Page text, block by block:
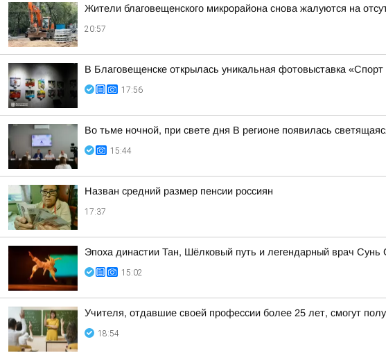
Жители благовещенского микрорайона снова жалуются на
20:57
В Благовещенске открылась уникальная фотовыставка «Спорт
17:56
Во тьме ночной, при свете дня В регионе появилась
15:44
Назван средний размер пенсии россиян
17:37
Эпоха династии Тан, Шёлковый путь и легендарный врач
15:02
Учителя, отдавшие своей профессии более 25 лет, смогут
18:54